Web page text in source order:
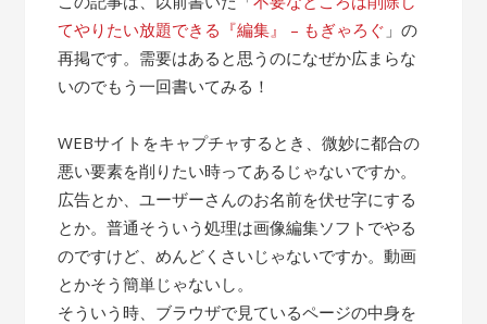
てやりたい放題できる『編集』 – もぎゃろぐ 」の
再掲です。需要はあると思うのになぜか広まらな
いのでもう一回書いてみる！
WEBサイトをキャプチャするとき、微妙に都合の
悪い要素を削りたい時ってあるじゃないですか。
広告とか、ユーザーさんのお名前を伏せ字にする
とか。普通そういう処理は画像編集ソフトでやる
のですけど、めんどくさいじゃないですか。動画
とかそう簡単じゃないし。
そういう時、ブラウザで見ているページの中身を